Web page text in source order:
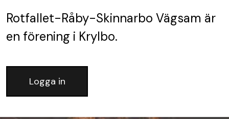
Rotfallet-Råby-Skinnarbo Vägsam är
en förening i Krylbo.
Logga in